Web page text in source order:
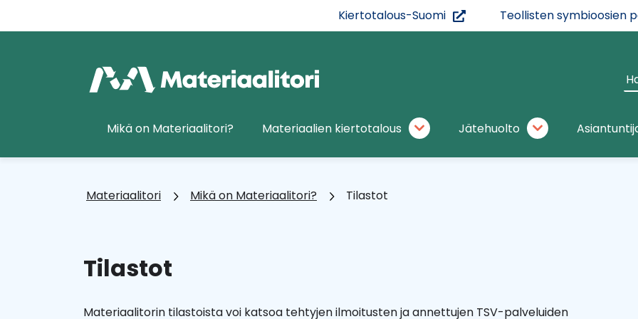
sisältöön
Kiertotalous-Suomi (siirryt
toiseen
Teollisten symbioosien
Etusivu
Mikä on Materiaalitori? Materiaalien kiertotalous
Materiaalien
Jätehuolto
Jätehuolto
Materiaalitori Mikä on Materiaalitori? Tilastot
Tilastot
Materiaalitorin tilastoista voi katsoa tehtyjen ilmoitusten ja annettujen TSV-palveluiden